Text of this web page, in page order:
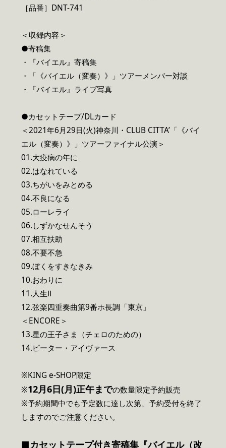
［品番］DNT-741
＜収録内容＞
●寄稿集
・『バイエル』寄稿集
・「《バイエル（変奏）》」ツアーメンバー対談
・『バイエル』ライブ写真
●カセットテープ/DLカード
＜2021年6月29日(火)神奈川・CLUB CITTA’「《バイ
エル（変奏）》」ツアーファイナル公演＞
01.大疫病の年に
02.はなれている
03.ちがいをみとめる
04.不良になる
05.ローレライ
06.しずかなせんそう
07.相互扶助
08.不要不急
09.ぼくをすきなきみ
10.おわりに
11.人生Ⅱ
12.弦楽四重奏曲第9番ホ長調「東京」
＜ENCORE＞
13.星の王子さま（チェロのための）
14.ピーター・アイヴァース
※KING e-SHOP限定
※12月6日(月)正午までの数量限定予約販売
※予約期間中でも予定数に達し次第、予約受付を終了
しますのでご注意ください。
■カセットテープ付き寄稿集『バイエル（改